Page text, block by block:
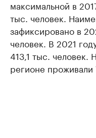
максимальной в
тыс. человек.
зафиксировано в
человек. В 2021
413,1 тыс. человек.
регионе